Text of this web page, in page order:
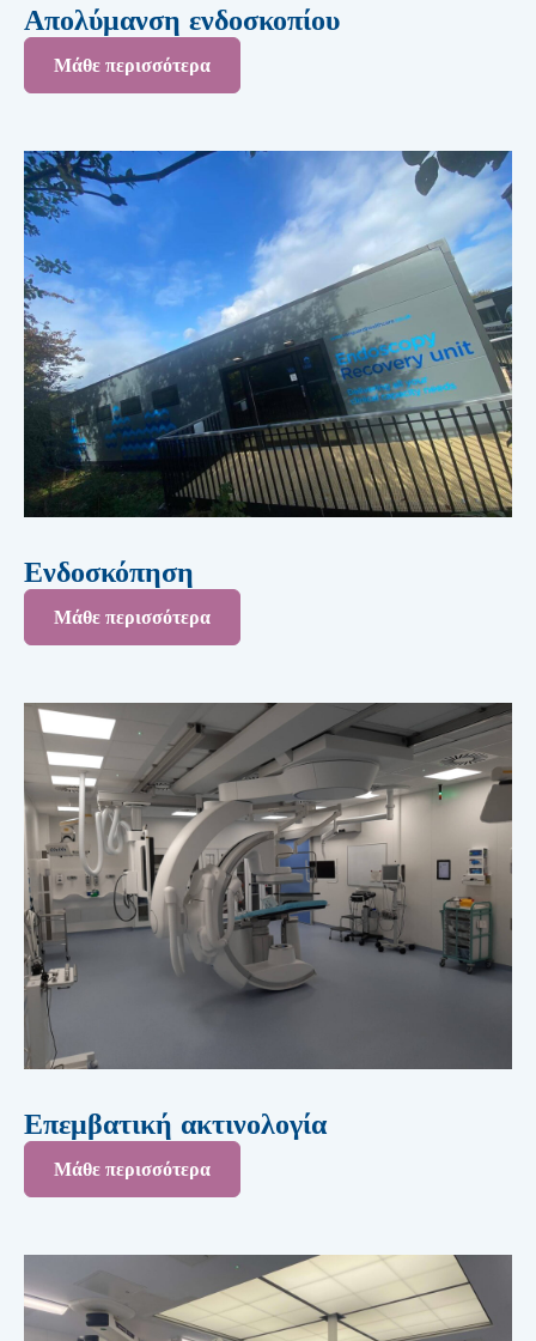
Απολύμανση ενδοσκοπίου
Μάθε περισσότερα
Ενδοσκόπηση
Μάθε περισσότερα
Επεμβατική ακτινολογία
Μάθε περισσότερα